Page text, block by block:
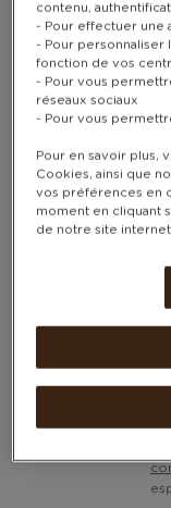
contenu,
- Pour effectuer une
- Pour personnaliser
fonction de vos
- Pour vous
réseaux sociaux
- Pour vous
Pour en savoir plus,
Cookies, ainsi que
vos préférences en
moment en cliquant
de notre site